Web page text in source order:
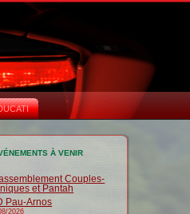
À VENIR
Couples-
et Pantah
Pau-Arnos
2026